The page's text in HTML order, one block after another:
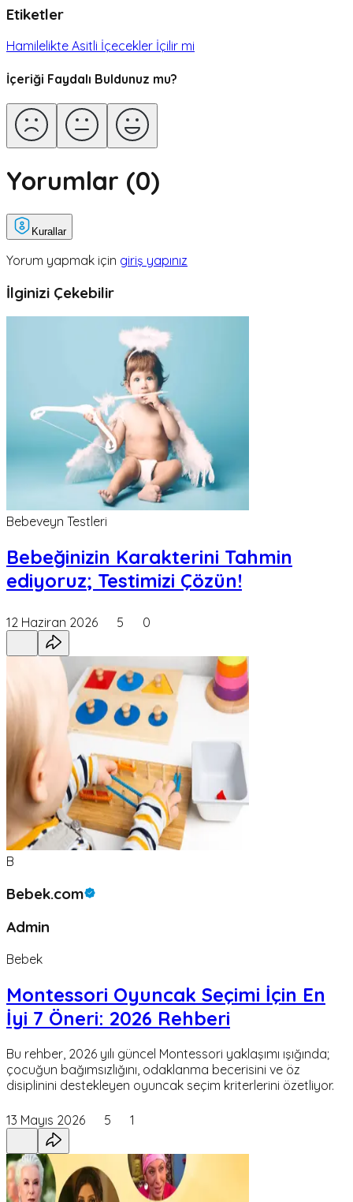
Etiketler
Hamilelikte Asitli İçecekler İçilir mi
İçeriği Faydalı Buldunuz mu?
Yorumlar (0)
Kurallar
Yorum yapmak için giriş yapınız
İlginizi Çekebilir
Bebeveyn Testleri
Bebeğinizin Karakterini Tahmin
ediyoruz; Testimizi Çözün!
12 Haziran 2026 5 0
B
Bebek.com
Admin
Bebek
Montessori Oyuncak Seçimi İçin En
İyi 7 Öneri: 2026 Rehberi
Bu rehber, 2026 yılı güncel Montessori yaklaşımı ışığında;
çocuğun bağımsızlığını, odaklanma becerisini ve öz
disiplinini destekleyen oyuncak seçim kriterlerini özetliyor.
13 Mayıs 2026 5 1